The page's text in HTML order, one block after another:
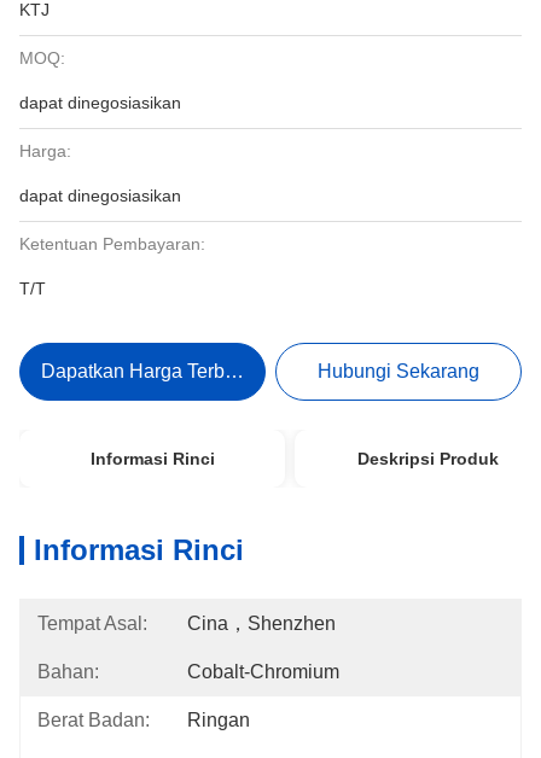
KTJ
MOQ:
dapat dinegosiasikan
Harga:
dapat dinegosiasikan
Ketentuan Pembayaran:
T/T
Dapatkan Harga Terbaik Hubungi Sekarang
Informasi Rinci Deskripsi Produk
Informasi Rinci
Tempat Asal: Cina，Shenzhen
Bahan: Cobalt-Chromium
Berat Badan: Ringan